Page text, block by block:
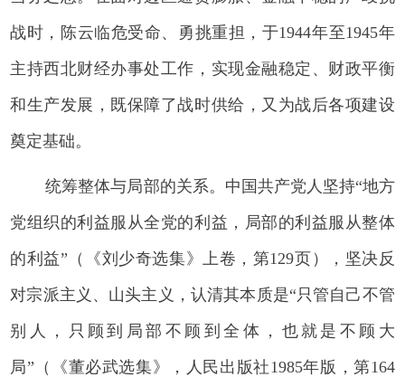
战时，陈云临危受命、勇挑重担，于1944年至1945年
主持西北财经办事处工作，实现金融稳定、财政平衡
和生产发展，既保障了战时供给，又为战后各项建设
奠定基础。
统筹整体与局部的关系。中国共产党人坚持“地方
党组织的利益服从全党的利益，局部的利益服从整体
的利益”（《刘少奇选集》上卷，第129页），坚决反
对宗派主义、山头主义，认清其本质是“只管自己不管
别人，只顾到局部不顾到全体，也就是不顾大
局”（《董必武选集》，人民出版社1985年版，第164